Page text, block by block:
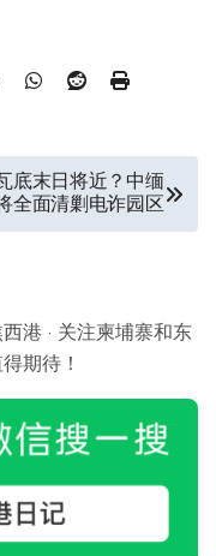
底末日将近？中缅
全面清剿电诈园区
港 · 关注柬埔寨和东
期待！